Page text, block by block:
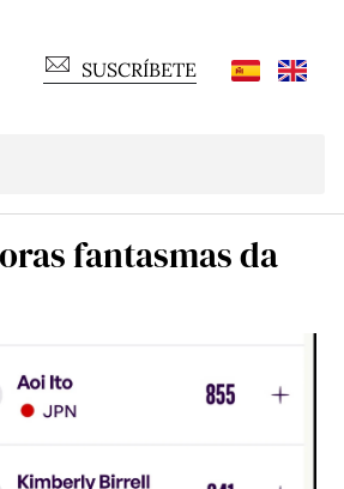
SUSCRÍBETE
fantasmas da